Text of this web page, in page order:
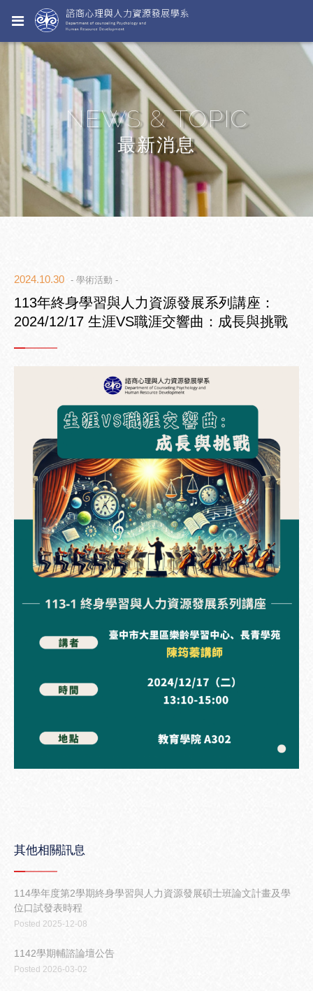
NEWS & TOPIC
最新消息
2024.10.30 - 學術活動 -
113年終身學習與人力資源發展系列講座：
2024/12/17 生涯VS職涯交響曲：成長與挑戰
其他相關訊息
114學年度第2學期終身學習與人力資源發展碩士班論文計畫及學
位口試發表時程
Posted 2025-12-08
1142學期輔諮論壇公告
Posted 2026-03-02